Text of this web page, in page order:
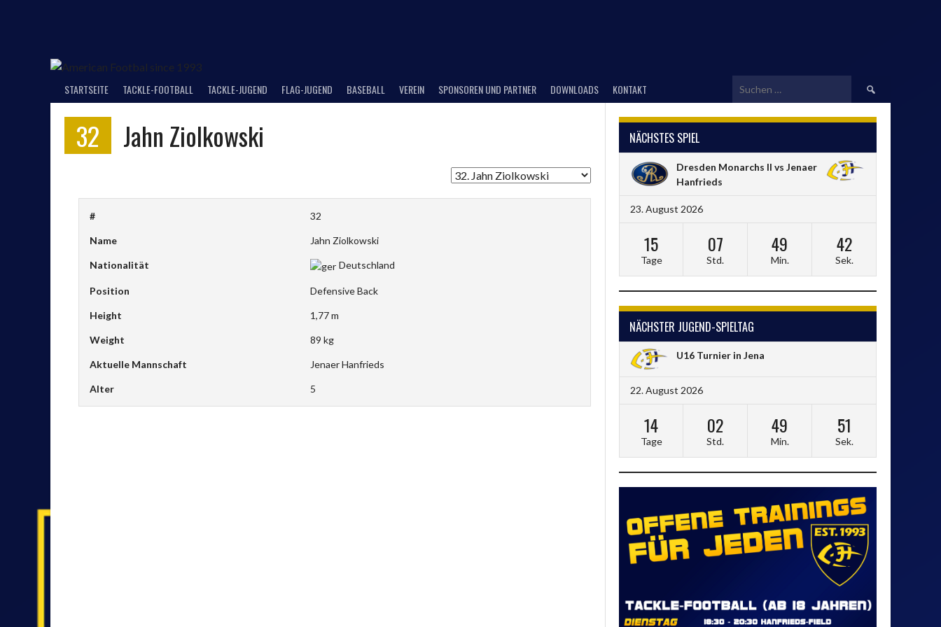
STARTSEITE TACKLE-FOOTBALL TACKLE-JUGEND FLAG-JUGEND BASEBALL VEREIN SPONSOREN UND PARTNER DOWNLOADS KONTAKT
Suchen
nach:
32 Jahn Ziolkowski
# 32
Name Jahn Ziolkowski
Nationalität Deutschland
Position Defensive Back
Height 1,77 m
Weight 89 kg
Aktuelle Mannschaft Jenaer Hanfrieds
Alter 5
NÄCHSTES SPIEL
Dresden Monarchs II vs Jenaer
Hanfrieds
23. August 2026
15
Tage
07
Std.
49
Min.
42
Sek.
NÄCHSTER JUGEND-SPIELTAG
U16 Turnier in Jena
22. August 2026
14
Tage
02
Std.
49
Min.
51
Sek.